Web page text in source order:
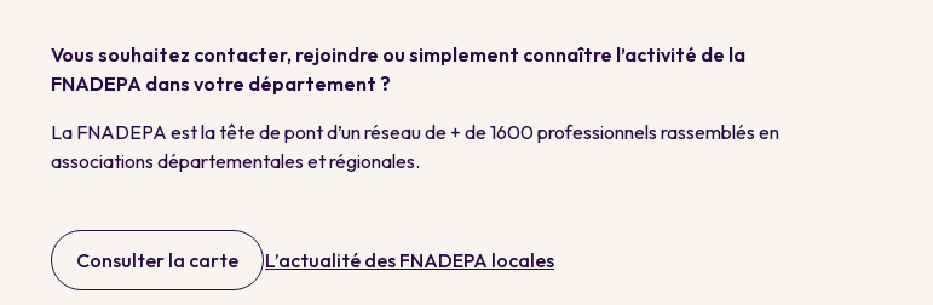
Vous souhaitez contacter, rejoindre ou simplement connaître l’activité de la
FNADEPA dans votre département ?
La FNADEPA est la tête de pont d’un réseau de + de 1600 professionnels rassemblés en
associations départementales et régionales.
Consulter la carte L’actualité des FNADEPA locales